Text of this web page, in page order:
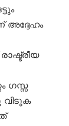
അദ്ദേഹം
ഗസ്സ